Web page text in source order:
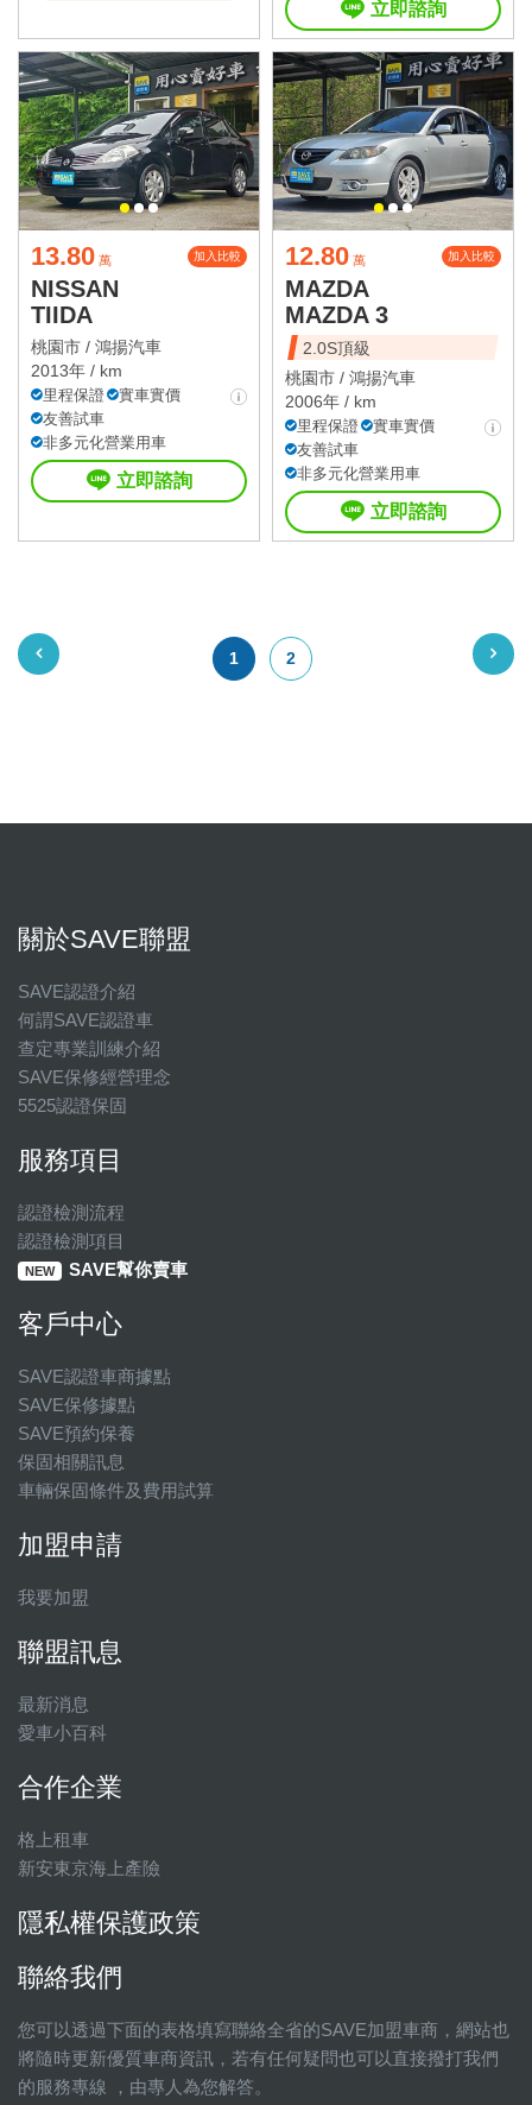
立即諮詢
13.80 萬 加入比較
NISSAN
TIIDA
桃園市 / 鴻揚汽車
2013年 / km
里程保證
實車實價
友善試車
非多元化營業用車
立即諮詢
12.80 萬 加入比較
MAZDA
MAZDA 3
2.0S頂級
桃園市 / 鴻揚汽車
2006年 / km
里程保證
實車實價
友善試車
非多元化營業用車
立即諮詢
1 2
關於SAVE聯盟
SAVE認證介紹
何謂SAVE認證車
查定專業訓練介紹
SAVE保修經營理念
5525認證保固
服務項目
認證檢測流程
認證檢測項目
NEW SAVE幫你賣車
客戶中心
SAVE認證車商據點
SAVE保修據點
SAVE預約保養
保固相關訊息
車輛保固條件及費用試算
加盟申請
我要加盟
聯盟訊息
最新消息
愛車小百科
合作企業
格上租車
新安東京海上產險
隱私權保護政策
聯絡我們
您可以透過下面的表格填寫聯絡全省的SAVE加盟車商，網站也
將隨時更新優質車商資訊，若有任何疑問也可以直接撥打我們
的服務專線 ，由專人為您解答。